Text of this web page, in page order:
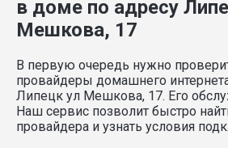
в доме по адресу
Мешкова, 17
В первую очередь нужно
провайдеры домашнего
Липецк ул Мешкова, 17. Его
Наш сервис позволит быстро
провайдера и узнать условия